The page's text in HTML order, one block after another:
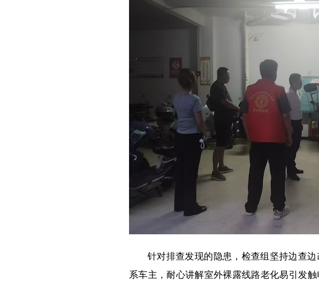
针对排查发现的隐患，检查组坚持边查
系车主，耐心讲解室外裸露线路老化易引发